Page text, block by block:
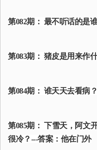
第082期： 最不听话的是
第083期： 猪皮是用来作
第084期： 谁天天去看病
第085期： 下雪天，阿文
很冷？---答案：他在门外